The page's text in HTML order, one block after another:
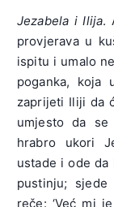
Jezabela i Ilija.
provjerava u
ispitu i umalo
poganka, koja
zaprijeti Iliji da
umjesto da
hrabro ukori
ustade i ode
pustinju;
reče: ‘Već mi